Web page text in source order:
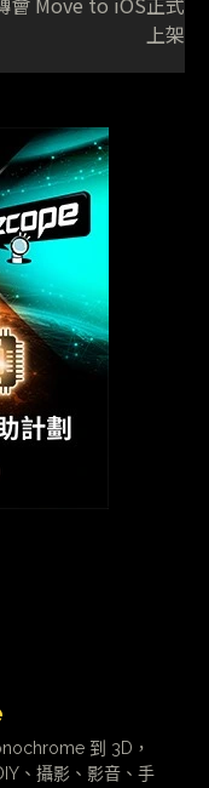
上架
到 3D，
、攝影、影音、手